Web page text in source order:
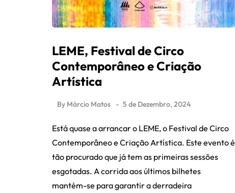
LEME, Festival de Circo
Contemporâneo e Criação
Artística
By Márcio Matos 5 de Dezembro, 2024
Está quase a arrancar o LEME, o Festival de Circo
Contemporâneo e Criação Artística. Este evento é
tão procurado que já tem as primeiras sessões
esgotadas. A corrida aos últimos bilhetes
mantém-se para garantir a derradeira